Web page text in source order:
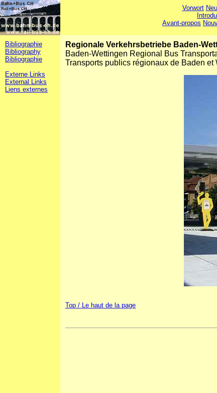
Vorwort
Avant-propos
Bibliographie
Bibliography
Bibliographie
Externe Links
External Links
Liens externes
Regionale Verkehrsbetriebe Baden-
Baden-Wettingen Regional Bus
Transports publics régionaux de Baden et
Top / Le haut de la page